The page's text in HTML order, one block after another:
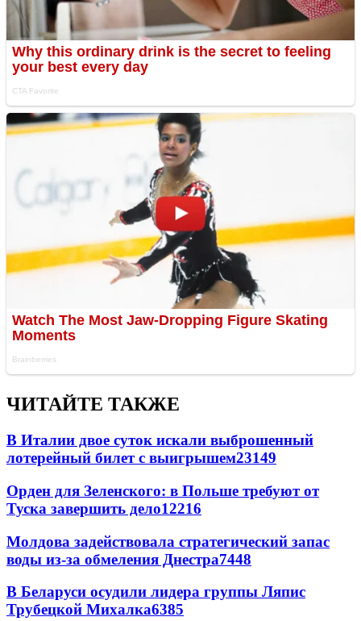
ЧИТАЙТЕ ТАКЖЕ
В Италии двое суток искали выброшенный
лотерейный билет с выигрышем23149
Орден для Зеленского: в Польше требуют от
Туска завершить дело12216
Молдова задействовала стратегический запас
воды из-за обмеления Днестра7448
В Беларуси осудили лидера группы Ляпис
Трубецкой Михалка6385